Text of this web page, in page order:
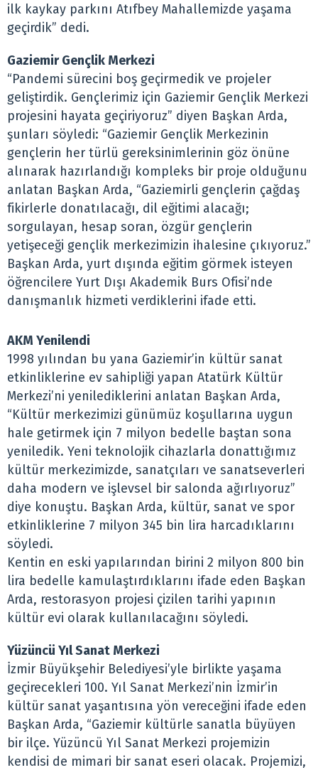
ilk kaykay parkını Atıfbey Mahallemizde yaşama
geçirdik” dedi.
Gaziemir Gençlik Merkezi
“Pandemi sürecini boş geçirmedik ve projeler
geliştirdik. Gençlerimiz için Gaziemir Gençlik Merkezi
projesini hayata geçiriyoruz” diyen Başkan Arda,
şunları söyledi: “Gaziemir Gençlik Merkezinin
gençlerin her türlü gereksinimlerinin göz önüne
alınarak hazırlandığı kompleks bir proje olduğunu
anlatan Başkan Arda, “Gaziemirli gençlerin çağdaş
fikirlerle donatılacağı, dil eğitimi alacağı;
sorgulayan, hesap soran, özgür gençlerin
yetişeceği gençlik merkezimizin ihalesine çıkıyoruz.”
Başkan Arda, yurt dışında eğitim görmek isteyen
öğrencilere Yurt Dışı Akademik Burs Ofisi’nde
danışmanlık hizmeti verdiklerini ifade etti.
AKM Yenilendi
1998 yılından bu yana Gaziemir’in kültür sanat
etkinliklerine ev sahipliği yapan Atatürk Kültür
Merkezi’ni yenilediklerini anlatan Başkan Arda,
“Kültür merkezimizi günümüz koşullarına uygun
hale getirmek için 7 milyon bedelle baştan sona
yeniledik. Yeni teknolojik cihazlarla donattığımız
kültür merkezimizde, sanatçıları ve sanatseverleri
daha modern ve işlevsel bir salonda ağırlıyoruz”
diye konuştu. Başkan Arda, kültür, sanat ve spor
etkinliklerine 7 milyon 345 bin lira harcadıklarını
söyledi.
Kentin en eski yapılarından birini 2 milyon 800 bin
lira bedelle kamulaştırdıklarını ifade eden Başkan
Arda, restorasyon projesi çizilen tarihi yapının
kültür evi olarak kullanılacağını söyledi.
Yüzüncü Yıl Sanat Merkezi
İzmir Büyükşehir Belediyesi’yle birlikte yaşama
geçirecekleri 100. Yıl Sanat Merkezi’nin İzmir’in
kültür sanat yaşantısına yön vereceğini ifade eden
Başkan Arda, “Gaziemir kültürle sanatla büyüyen
bir ilçe. Yüzüncü Yıl Sanat Merkezi projemizin
kendisi de mimari bir sanat eseri olacak. Projemizi,